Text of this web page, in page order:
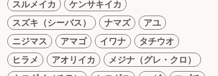
スルメイカ
ケンサキイカ
スズキ（シーバス）
ナマズ
アユ
ニジマス
アマゴ イワナ
タチウオ
ヒラメ
アオリイカ
メジナ（グレ・クロ）